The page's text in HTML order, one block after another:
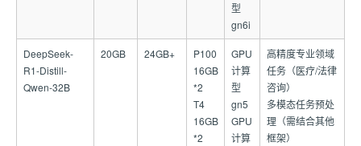
型
gn6i
DeepSeek-
R1-Distill-
Qwen-32B
20GB 24GB+
P100
16GB
*2
T4
16GB
*2
GPU
计算
型
gn5
GPU
计算
高精度专业领域
任务（医疗/法律
咨询）
多模态任务预处
理（需结合其他
框架）